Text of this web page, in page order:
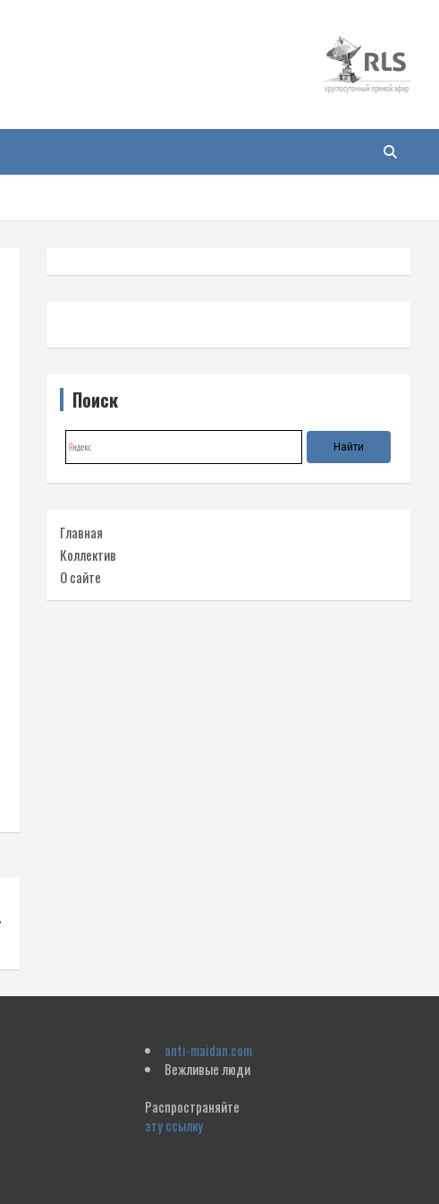
Поиск
Главная
Коллектив
О сайте
anti-maidan.com
Вежливые люди
Распространяйте
эту ссылку